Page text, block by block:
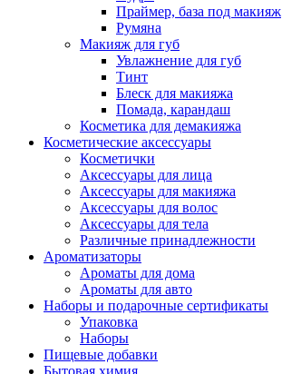
Праймер, база под макияж
Румяна
Макияж для губ
Увлажнение для губ
Тинт
Блеск для макияжа
Помада, карандаш
Косметика для демакияжа
Косметические аксессуары
Косметички
Аксессуары для лица
Аксессуары для макияжа
Аксессуары для волос
Аксессуары для тела
Различные принадлежности
Ароматизаторы
Ароматы для дома
Ароматы для авто
Наборы и подарочные сертификаты
Упаковка
Наборы
Пищевые добавки
Бытовая химия